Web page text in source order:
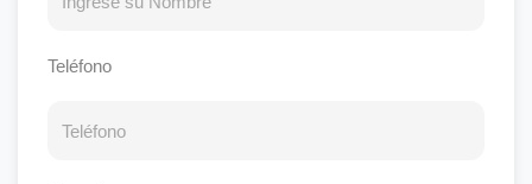
Teléfono